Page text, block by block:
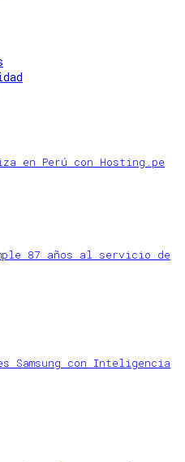
en Perú con Hosting.pe
87 años al servicio de
Samsung con Inteligencia